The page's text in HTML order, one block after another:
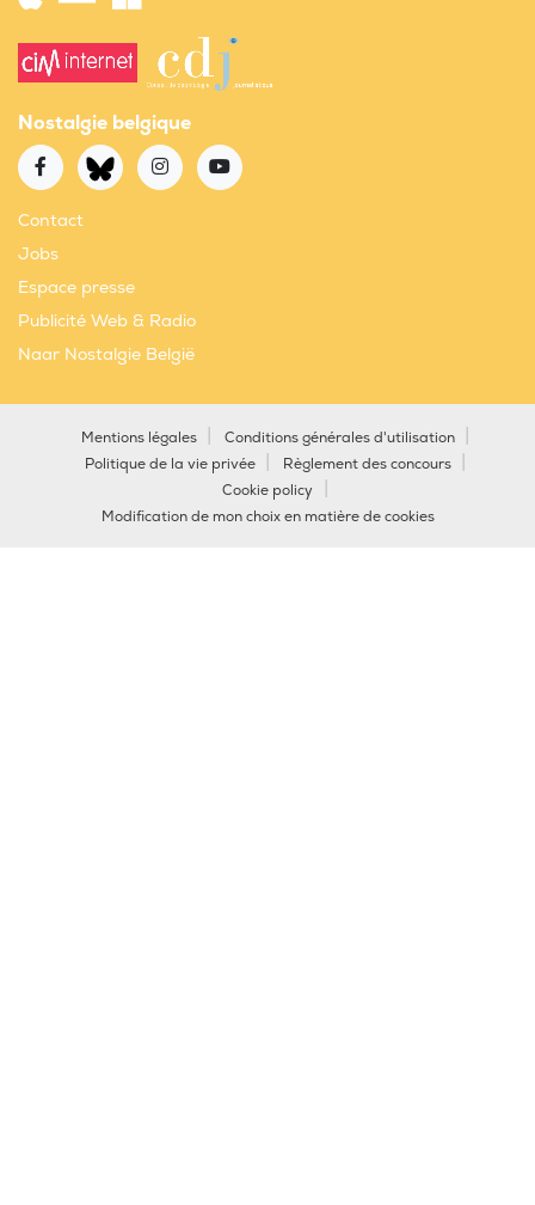
Nostalgie belgique
Contact
Jobs
Espace presse
Publicité Web & Radio
Naar Nostalgie België
Mentions légales
Conditions générales d'utilisation
Politique de la vie privée
Règlement des concours
Cookie policy
Modification de mon choix en matière de cookies